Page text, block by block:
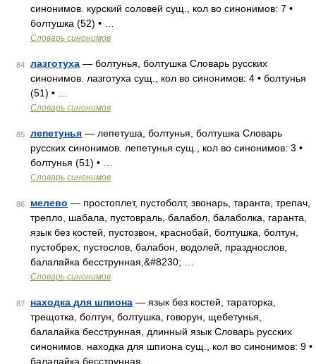
синонимов. курский соловей сущ., кол во синонимов: 7 •
болтушка (52) • …
Словарь синонимов
84 лазготуха — болтунья, болтушка Словарь русских
синонимов. лазготуха сущ., кол во синонимов: 4 • болтунья
(51) • …
Словарь синонимов
85 лепетунья — лепетуша, болтунья, болтушка Словарь
русских синонимов. лепетунья сущ., кол во синонимов: 3 •
болтунья (51) • …
Словарь синонимов
86 мелево — простоплет, пустоболт, звонарь, таранта, трепач,
трепло, шабала, пустовраль, балабол, балаболка, гаранта,
язык без костей, пустозвон, краснобай, болтушка, болтун,
пустобрех, пустослов, балабон, водолей, празднослов,
балалайка бесструнная,&#8230; …
Словарь синонимов
87 находка для шпиона — язык без костей, тараторка,
трещотка, болтун, болтушка, говорун, щебетунья,
балалайка бесструнная, длинный язык Словарь русских
синонимов. находка для шпиона сущ., кол во синонимов: 9 •
балалайка бесструнная …